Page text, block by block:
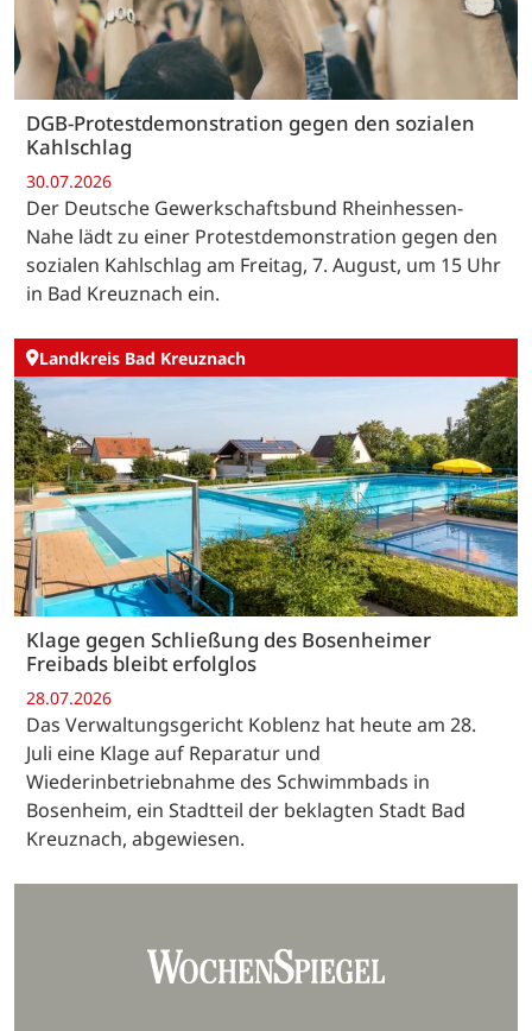
DGB-Protestdemonstration gegen den sozialen
Kahlschlag
30.07.2026
Der Deutsche Gewerkschaftsbund Rheinhessen-
Nahe lädt zu einer Protestdemonstration gegen den
sozialen Kahlschlag am Freitag, 7. August, um 15 Uhr
in Bad Kreuznach ein.
Landkreis Bad Kreuznach
Klage gegen Schließung des Bosenheimer
Freibads bleibt erfolglos
28.07.2026
Das Verwaltungsgericht Koblenz hat heute am 28.
Juli eine Klage auf Reparatur und
Wiederinbetriebnahme des Schwimmbads in
Bosenheim, ein Stadtteil der beklagten Stadt Bad
Kreuznach, abgewiesen.